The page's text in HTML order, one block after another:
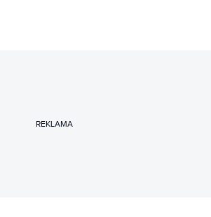
REKLAMA